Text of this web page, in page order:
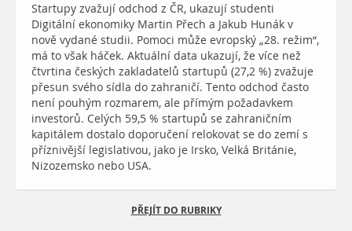
Startupy zvažují odchod z ČR, ukazují studenti
Digitální ekonomiky Martin Přech a Jakub Hunák v
nově vydané studii. Pomoci může evropský „28. režim“,
má to však háček. Aktuální data ukazují, že více než
čtvrtina českých zakladatelů startupů (27,2 %) zvažuje
přesun svého sídla do zahraničí. Tento odchod často
není pouhým rozmarem, ale přímým požadavkem
investorů. Celých 59,5 % startupů se zahraničním
kapitálem dostalo doporučení relokovat se do zemí s
příznivější legislativou, jako je Irsko, Velká Británie,
Nizozemsko nebo USA.
PŘEJÍT DO RUBRIKY